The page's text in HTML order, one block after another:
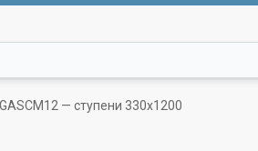
— ступени 330x1200